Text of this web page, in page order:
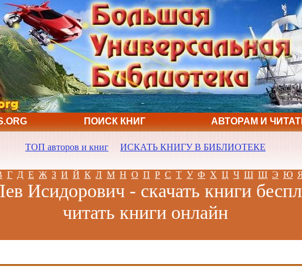
ПОИСК КНИГ АВТОРАМ И
ТОП авторов и книг ИСКАТЬ КНИГУ В БИБЛИОТЕКЕ
Г Д Е Ж З И Й К Л М Н О П Р С Т У Ф Х Ц Ч Ш Щ Э Ю
Исидорович - скачать книги
читать книги онлайн